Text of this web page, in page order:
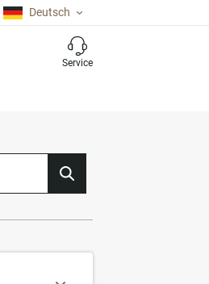
Deutsch
Service